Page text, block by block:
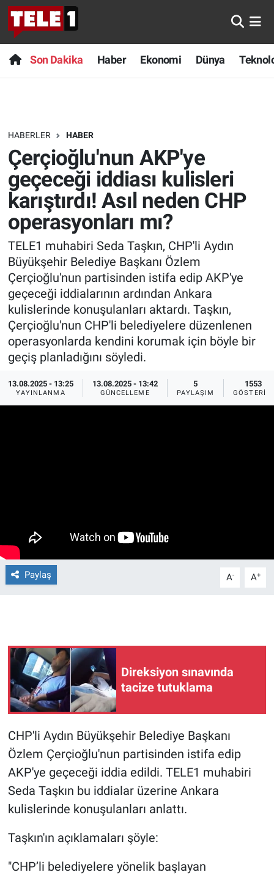
Son Dakika Haber Ekonomi Dünya
HABERLER HABER
Çerçioğlu'nun AKP'ye
geçeceği iddiası kulisleri
karıştırdı! Asıl neden CHP
operasyonları mı?
TELE1 muhabiri Seda Taşkın, CHP'li Aydın
Büyükşehir Belediye Başkanı Özlem
Çerçioğlu'nun partisinden istifa edip AKP'ye
geçeceği iddialarının ardından Ankara
kulislerinde konuşulanları aktardı. Taşkın,
Çerçioğlu'nun CHP'li belediyelere düzenlenen
operasyonlarda kendini korumak için böyle bir
geçiş planladığını söyledi.
13.08.2025 - 13:25
YAYINLANMA
13.08.2025 - 13:42
GÜNCELLEME
5
PAYLAŞIM
1553
GÖSTERIM
Paylaş A- A+
Direksiyon sınavında
tacize tutuklama
CHP'li Aydın Büyükşehir Belediye Başkanı
Özlem Çerçioğlu'nun partisinden istifa edip
AKP'ye geçeceği iddia edildi. TELE1 muhabiri
Seda Taşkın bu iddialar üzerine Ankara
kulislerinde konuşulanları anlattı.
Taşkın'ın açıklamaları şöyle:
"CHP’li belediyelere yönelik başlayan
Anında Manşet
Başka Sohbetler
Bilim turu
Bilim ve Teknoloji Evreni
Doğa Konuşuyor
Dünya
Ege Saati
Ege'den Esintiler
Eğitim
Eğlence
Ekonomi
Gün Ortası
Gündem Özel
İlan
Kimdir
Koronavirüs
Kültür Sanat
Ne demişti
Son Dakika
Haber
Dünya
Teknoloji
Sağlık
Spor
Yayın Akışı
İletişim
Nöbetçi Eczaneler
Hava Durumu
Trafik Durumu
Süper Lig Puan Durumu ve Fikstür
Tüm Manşetler
Son Dakika Haberleri
Haber Arşivi